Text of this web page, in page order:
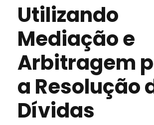
Utilizando
Mediação e
Arbitragem
a Resolução
Dívidas